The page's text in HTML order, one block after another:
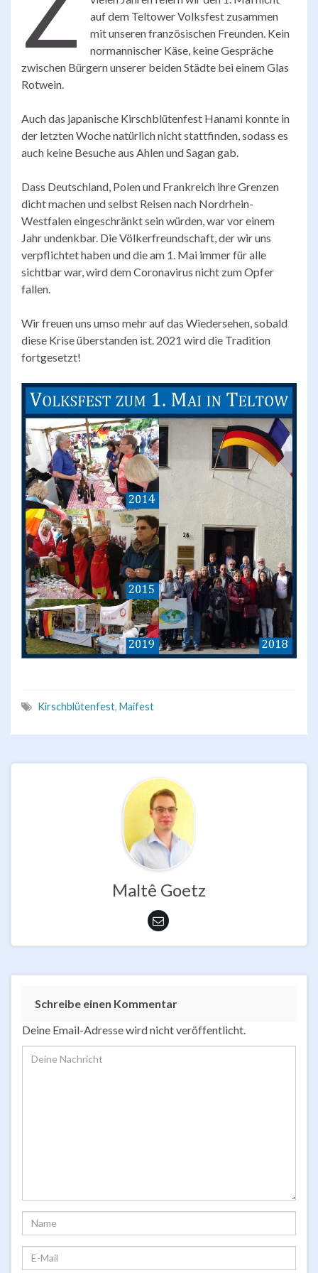
auf dem Teltower Volksfest zusammen
mit unseren französischen Freunden. Kein
normannischer Käse, keine Gespräche
zwischen Bürgern unserer beiden Städte bei einem Glas
Rotwein.
Auch das japanische Kirschblütenfest Hanami konnte in
der letzten Woche natürlich nicht stattfinden, sodass es
auch keine Besuche aus Ahlen und Sagan gab.
Dass Deutschland, Polen und Frankreich ihre Grenzen
dicht machen und selbst Reisen nach Nordrhein-
Westfalen eingeschränkt sein würden, war vor einem
Jahr undenkbar. Die Völkerfreundschaft, der wir uns
verpflichtet haben und die am 1. Mai immer für alle
sichtbar war, wird dem Coronavirus nicht zum Opfer
fallen.
Wir freuen uns umso mehr auf das Wiedersehen, sobald
diese Krise überstanden ist. 2021 wird die Tradition
fortgesetzt!
Kirschblütenfest, Maifest
Maltê Goetz
Schreibe einen Kommentar
Deine Email-Adresse wird nicht veröffentlicht.